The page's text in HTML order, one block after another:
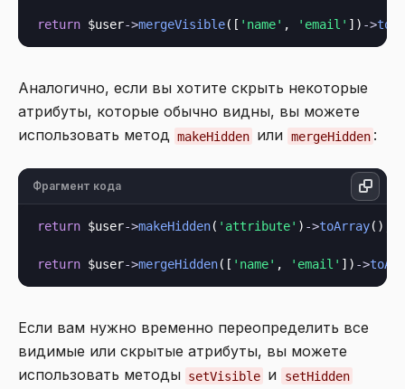
return $user->mergeVisible([ 'name' , 'email' ]) ->
Аналогично, если вы хотите скрыть некоторые
атрибуты, которые обычно видны, вы можете
использовать метод makeHidden или mergeHidden :
Фрагмент кода
return $user->makeHidden( 'attribute' ) ->toArray();
return $user->mergeHidden([ 'name' , 'email' ]) ->
Если вам нужно временно переопределить все
видимые или скрытые атрибуты, вы можете
использовать методы setVisible и setHidden